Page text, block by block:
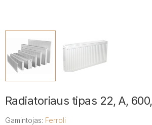
Radiatoriaus tipas 22, A,
Gamintojas: Ferroli